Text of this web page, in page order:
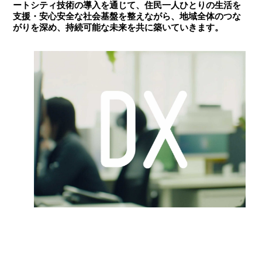
ートシティ技術の導入を通じて、住民一人ひとりの生活を
支援・安心安全な社会基盤を整えながら、地域全体のつな
がりを深め、持続可能な未来を共に築いていきます。